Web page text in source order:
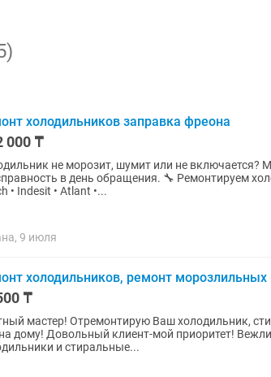
холодильников заправка фреона
000 ₸
не морозит, шумит или не включается?
в день обращения. 🔧 Ремонтируем
• Indesit • Atlant •...
9 июля
холодильников, ремонт
₸
мастер! Отремонтирую Ваш холодильник,
дому! Довольный клиент-мой приоритет!
и стиральные...